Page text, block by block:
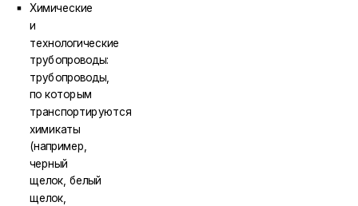
Химические
и
технологические
трубопроводы:
трубопроводы,
по которым
транспортируются
химикаты
(например,
черный
щелок, белый
щелок,